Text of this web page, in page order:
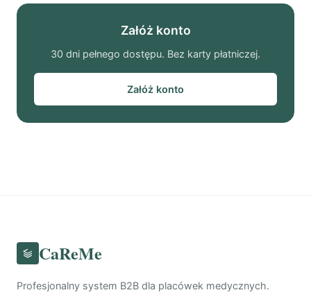
Załóż konto
30 dni pełnego dostępu. Bez karty płatniczej.
Załóż konto
CaReMe
Profesjonalny system B2B dla placówek medycznych.